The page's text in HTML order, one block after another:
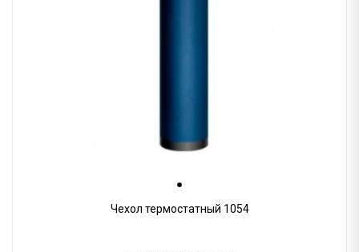
Чехол термостатный 1054